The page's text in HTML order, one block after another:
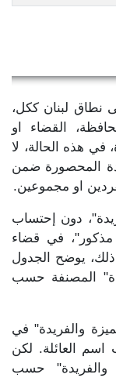
نطاق لبنان ككل،
القضاء او
في هذه الحالة، لا
المحصورة ضمن
او مجموعين.
دون إحتساب
مذكور"، في قضاء
النبطية هو ٥٧٩. ومع ذلك، يوضح الجدول
المصنفة حسب
والفريدة" في
اسم العائلة. لكن
والفريدة" حسب